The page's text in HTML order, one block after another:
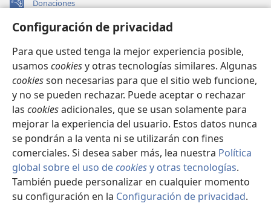
Configuración de privacidad
Para que usted tenga la mejor experiencia posible,
usamos cookiesy otras tecnologías similares. Algunas
cookiesson necesarias para que el sitio web funcione,
y no se pueden rechazar. Puede aceptar o rechazar
las cookiesadicionales, que se usan solamente para
mejorar la experiencia del usuario. Estos datos nunca
se pondrán a la venta ni se utilizarán con fines
comerciales. Si desea saber más, lea nuestra Política
global sobre el uso decookiesy otras tecnologías.
También puede personalizar en cualquier momento
su configuración en la Configuración de privacidad.
Donaciones
(abre
nueva BIBLIOTECA EN LÍNEA Watchtower™
una
nueva
ventana)
JW Hub
(abre
una
nueva
ventana)
JW Library
Watchtower Library
Copyright© 2026 Watch Tower Bible and Tract Society of Pennsylvania.
CONDICIONES DE USO|POLÍTICA DE PRIVACIDAD|
CONFIGURACIÓN DE PRIVACIDAD